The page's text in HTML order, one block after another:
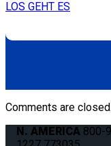
LOS GEHT ES
Comments are closed.
N. AMERICA 800-